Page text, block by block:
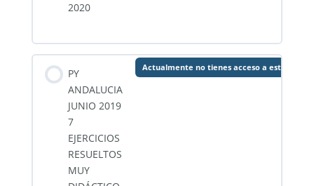
2020
PY
ANDALUCIA
JUNIO 2019
7
EJERCICIOS
RESUELTOS
MUY
Actualmente no tienes acceso a este